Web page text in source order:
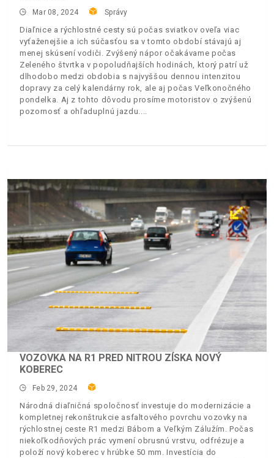
Mar 08, 2024 Správy
Diaľnice a rýchlostné cesty sú počas sviatkov oveľa viac
vyťaženejšie a ich súčasťou sa v tomto období stávajú aj
menej skúsení vodiči. Zvýšený nápor očakávame počas
Zeleného štvrtka v popoludňajších hodinách, ktorý patrí už
dlhodobo medzi obdobia s najvyššou dennou intenzitou
dopravy za celý kalendárny rok, ale aj počas Veľkonočného
pondelka. Aj z tohto dôvodu prosíme motoristov o zvýšenú
pozornosť a ohľaduplnú jazdu.
VOZOVKA NA R1 PRED NITROU ZÍSKA NOVÝ
KOBEREC
Feb 29, 2024
Národná diaľničná spoločnosť investuje do modernizácie a
kompletnej rekonštrukcie asfaltového povrchu vozovky na
rýchlostnej ceste R1 medzi Bábom a Veľkým Zálužím. Počas
niekoľkodňových prác vymení obrusnú vrstvu, odfrézuje a
položí nový koberec v hrúbke 50 mm. Investícia do